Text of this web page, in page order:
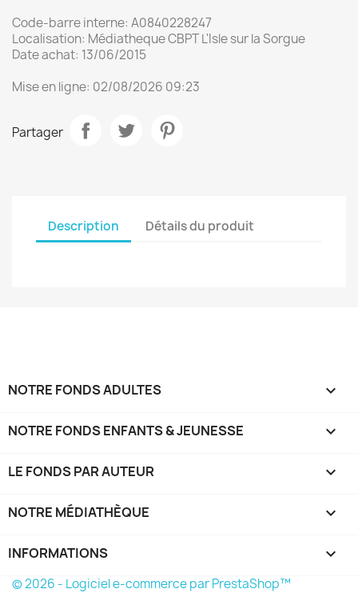
Code-barre interne: A0840228247
Localisation: Médiatheque CBPT L'Isle sur la Sorgue
Date achat: 13/06/2015
Mise en ligne: 02/08/2026 09:23
Partager
Description Détails du produit
NOTRE FONDS ADULTES 
NOTRE FONDS ENFANTS & JEUNESSE 
LE FONDS PAR AUTEUR 
NOTRE MÉDIATHÈQUE 
INFORMATIONS keyboard_arrow_down
© 2026 - Logiciel e-commerce par PrestaShop™